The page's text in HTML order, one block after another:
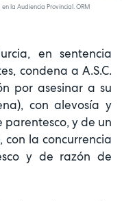
la Audiencia Provincial. ORM
en sentencia
condena a A.S.C.
por asesinar a su
con alevosía y
y de un
la concurrencia
y de razón de